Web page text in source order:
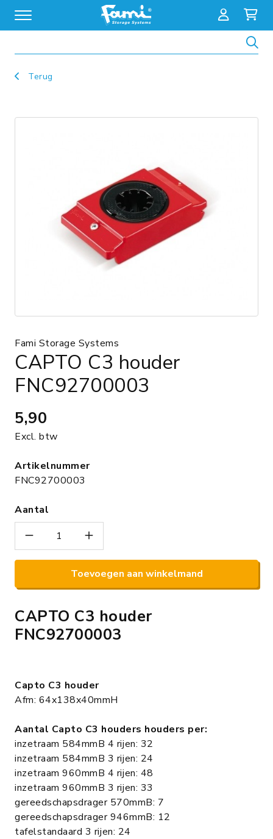
Terug
Fami Storage Systems
CAPTO C3 houder
FNC92700003
5,90
Excl. btw
Artikelnummer
FNC92700003
Aantal
Toevoegen aan winkelmand
CAPTO C3 houder
FNC92700003
Capto C3 houder
Afm: 64x138x40mmH
Aantal Capto C3 houders houders per:
inzetraam 584mmB 4 rijen: 32
inzetraam 584mmB 3 rijen: 24
inzetraam 960mmB 4 rijen: 48
inzetraam 960mmB 3 rijen: 33
gereedschapsdrager 570mmB: 7
gereedschapsdrager 946mmB: 12
tafelstandaard 3 rijen: 24